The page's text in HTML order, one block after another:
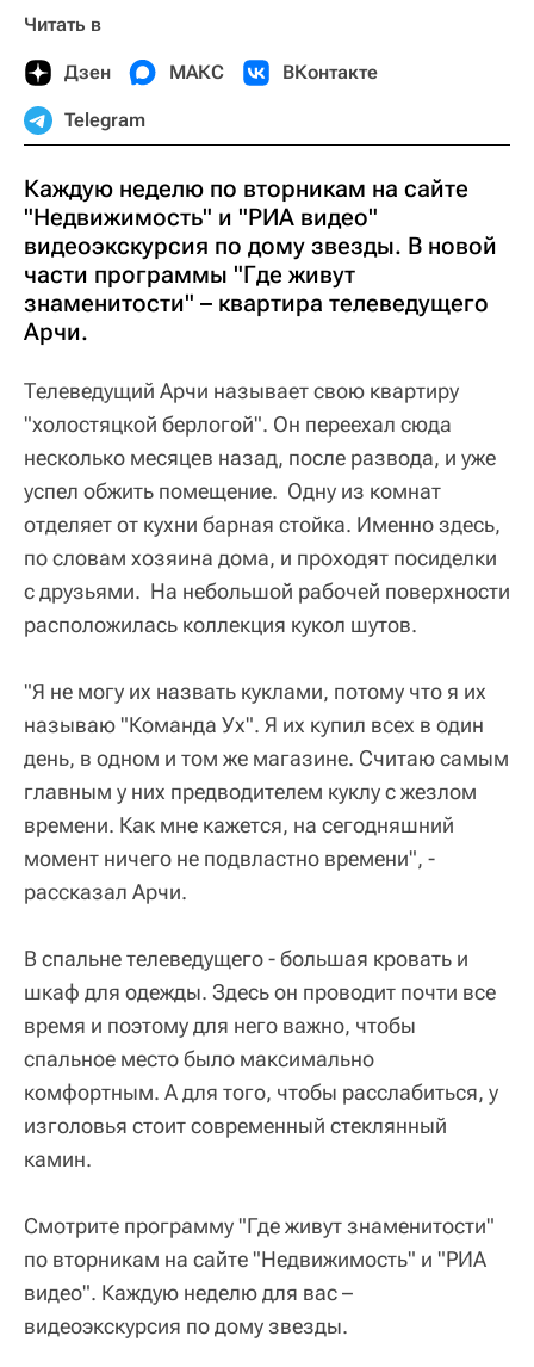
Читать в
Дзен МАКС ВКонтакте
Telegram
Каждую неделю по вторникам на сайте
"Недвижимость" и "РИА видео"
видеоэкскурсия по дому звезды. В новой
части программы "Где живут
знаменитости" – квартира телеведущего
Арчи.
Телеведущий Арчи называет свою квартиру
"холостяцкой берлогой". Он переехал сюда
несколько месяцев назад, после развода, и уже
успел обжить помещение. Одну из комнат
отделяет от кухни барная стойка. Именно здесь,
по словам хозяина дома, и проходят посиделки
с друзьями. На небольшой рабочей поверхности
расположилась коллекция кукол шутов.
"Я не могу их назвать куклами, потому что я их
называю "Команда Ух". Я их купил всех в один
день, в одном и том же магазине. Считаю самым
главным у них предводителем куклу с жезлом
времени. Как мне кажется, на сегодняшний
момент ничего не подвластно времени", -
рассказал Арчи.
В спальне телеведущего - большая кровать и
шкаф для одежды. Здесь он проводит почти все
время и поэтому для него важно, чтобы
спальное место было максимально
комфортным. А для того, чтобы расслабиться, у
изголовья стоит современный стеклянный
камин.
Смотрите программу "Где живут знаменитости"
по вторникам на сайте "Недвижимость" и "РИА
видео". Каждую неделю для вас –
видеоэкскурсия по дому звезды.